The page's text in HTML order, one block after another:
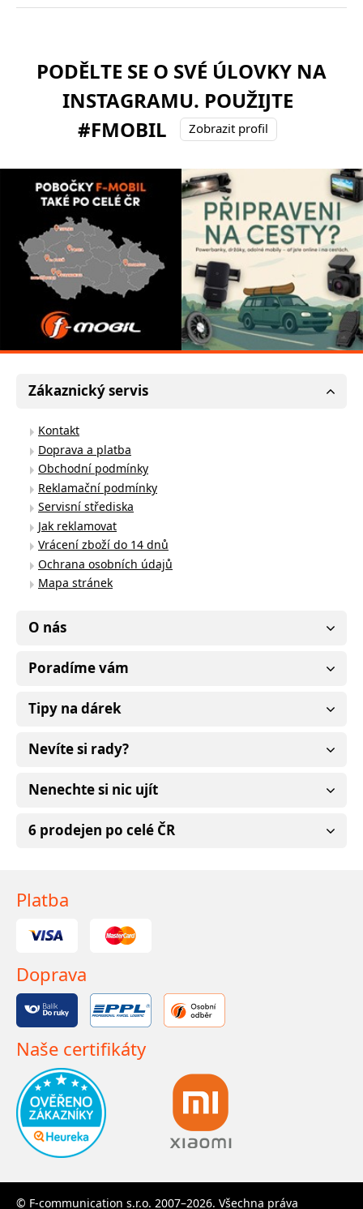
PODĚLTE SE O SVÉ ÚLOVKY NA
INSTAGRAMU. POUŽIJTE
#FMOBIL
Zobrazit profil
Zákaznický servis
Kontakt
Doprava a platba
Obchodní podmínky
Reklamační podmínky
Servisní střediska
Jak reklamovat
Vrácení zboží do 14 dnů
Ochrana osobních údajů
Mapa stránek
O nás
Poradíme vám
Tipy na dárek
Nevíte si rady?
Nenechte si nic ujít
6 prodejen po celé ČR
Platba
Doprava
Naše certifikáty
© F-communication s.r.o. 2007–2026. Všechna práva